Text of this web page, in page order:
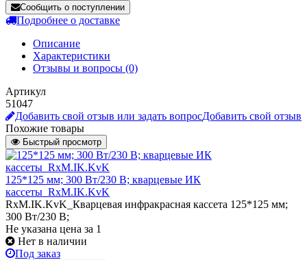
Сообщить о поступлении
Подробнее о доставке
Описание
Характеристики
Отзывы и вопросы (0)
Артикул
51047
Добавить свой отзыв или задать вопросДобавить свой отзыв
Похожие товары
Быстрый просмотр
125*125 мм; 300 Вт/230 В; кварцевые ИК
кассеты_RxM.IK.KvK
RxM.IK.KvK_Кварцевая инфракрасная кассета 125*125 мм;
300 Вт/230 В;
Не указана цена за 1
Нет в наличии
Под заказ